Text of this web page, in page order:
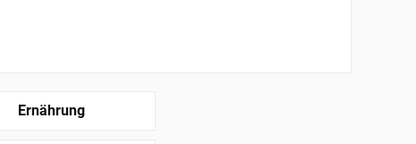
Ernährung